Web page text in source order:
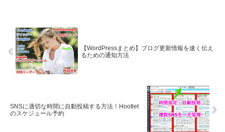
【WordPressまとめ】ブログ更新情報を速く伝え
るための通知方法
SNSに適切な時間に自動投稿する方法！Hootlet
のスケジュール予約